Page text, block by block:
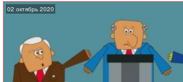
02 октябрь 2020